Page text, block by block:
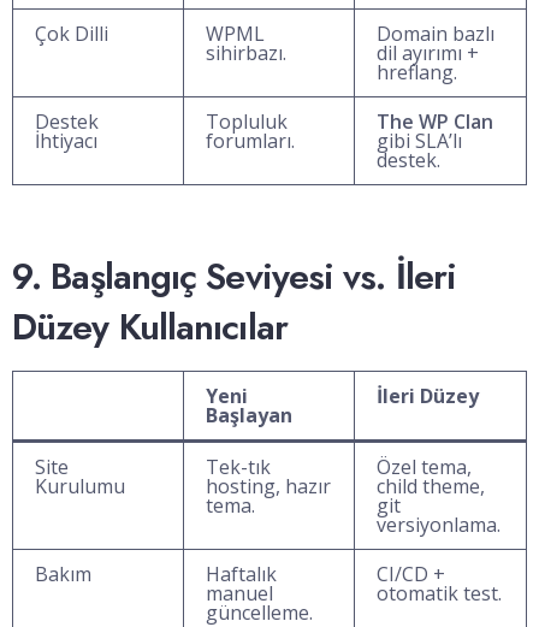
Çok Dilli
WPML
sihirbazı.
Domain bazlı
dil ayırımı +
hreflang.
Destek
İhtiyacı
Topluluk
forumları.
The WP Clan
gibi SLA’lı
destek.
9. Başlangıç Seviyesi vs. İleri
Düzey Kullanıcılar
Yeni
Başlayan
İleri Düzey
Site
Kurulumu
Tek-tık
hosting, hazır
tema.
Özel tema,
child theme,
git
versiyonlama.
Bakım
Haftalık
manuel
güncelleme.
CI/CD +
otomatik test.